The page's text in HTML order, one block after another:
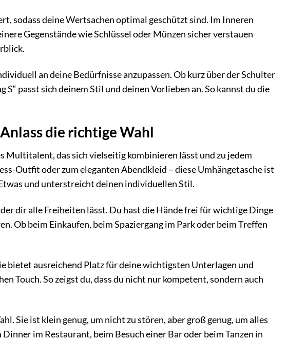
sodass deine Wertsachen optimal geschützt sind. Im Inneren
Gegenstände wie Schlüssel oder Münzen sicher verstauen
an deine Bedürfnisse anzupassen. Ob kurz über der Schulter
passt sich deinem Stil und deinen Vorlieben an. So kannst du die
die richtige Wahl
Multitalent, das sich vielseitig kombinieren lässt und zu jedem
Outfit oder zum eleganten Abendkleid – diese Umhängetasche ist
und unterstreicht deinen individuellen Stil.
dir alle Freiheiten lässt. Du hast die Hände frei für wichtige Dinge
Ob beim Einkaufen, beim Spaziergang im Park oder beim Treffen
bietet ausreichend Platz für deine wichtigsten Unterlagen und
Touch. So zeigst du, dass du nicht nur kompetent, sondern auch
Sie ist klein genug, um nicht zu stören, aber groß genug, um alles
im Restaurant, beim Besuch einer Bar oder beim Tanzen in